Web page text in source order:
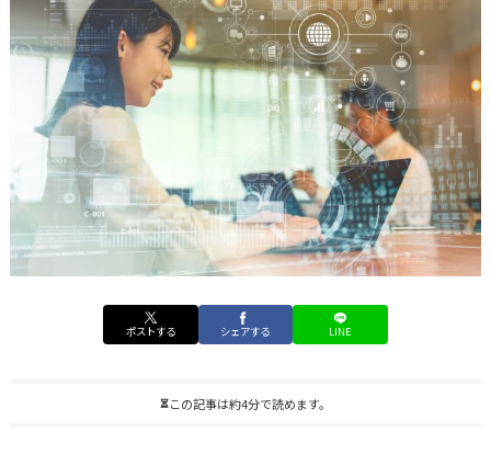
ポストする シェアする LINE
この記事は約4分で読めます。